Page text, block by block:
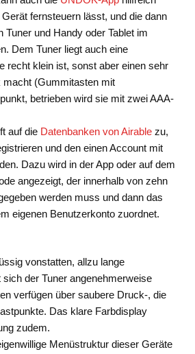
fernsteuern lässt, und die dann
Tuner und Handy oder Tablet im
Dem Tuner liegt auch eine
recht klein ist, sonst aber einen sehr
macht (Gummitasten mit
betrieben wird sie mit zwei AAA-
auf die Datenbanken von Airablezu,
und den einen Account mit
Dazu wird in der App oder auf dem
angezeigt, der innerhalb von zehn
werden muss und dann das
eigenen Benutzerkonto zuordnet.
vonstatten, allzu lange
sich der Tuner angenehmerweise
verfügen über saubere Druck-, die
Das klare Farbdisplay
zudem.
Menüstruktur dieser Geräte